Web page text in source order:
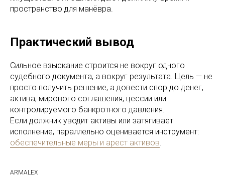
пространство для манёвра.
Практический вывод
Сильное взыскание строится не вокруг одного
судебного документа, а вокруг результата. Цель — не
просто получить решение, а довести спор до денег,
актива, мирового соглашения, цессии или
контролируемого банкротного давления.
Если должник уводит активы или затягивает
исполнение, параллельно оценивается инструмент:
обеспечительные меры и арест активов.
ARMALEX